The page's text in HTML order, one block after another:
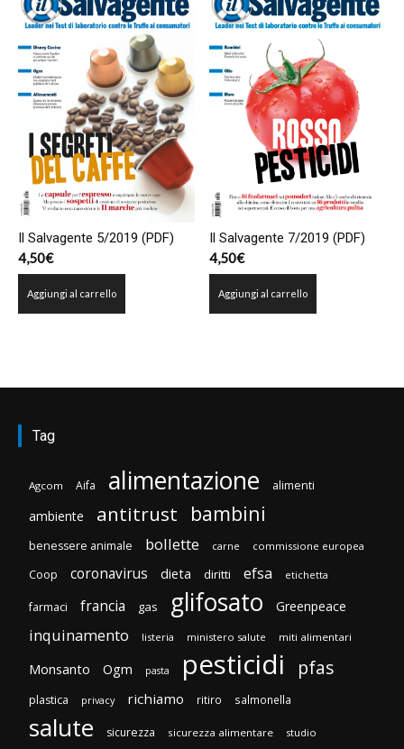
Il Salvagente 5/2019 (PDF)
4,50€
Aggiungi al carrello
Il Salvagente 7/2019 (PDF)
4,50€
Aggiungi al carrello
Tag
Agcom Aifa alimentazione alimenti
ambiente antitrust bambini
benessere animale bollette carne commissione europea
Coop coronavirus dieta diritti efsa etichetta
farmaci francia gas glifosato Greenpeace
inquinamento listeria ministero salute miti alimentari
Monsanto Ogm pasta pesticidi pfas
plastica privacy richiamo ritiro salmonella
salute sicurezza sicurezza alimentare studio